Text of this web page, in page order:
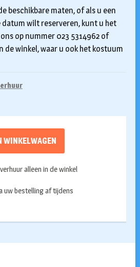
beschikbare maten, of als u een
datum wilt reserveren, kunt u het
op nummer 023 5314962 of
de winkel, waar u ook het kostuum
WINKELWAGEN
alleen in de winkel
uw bestelling af tijdens